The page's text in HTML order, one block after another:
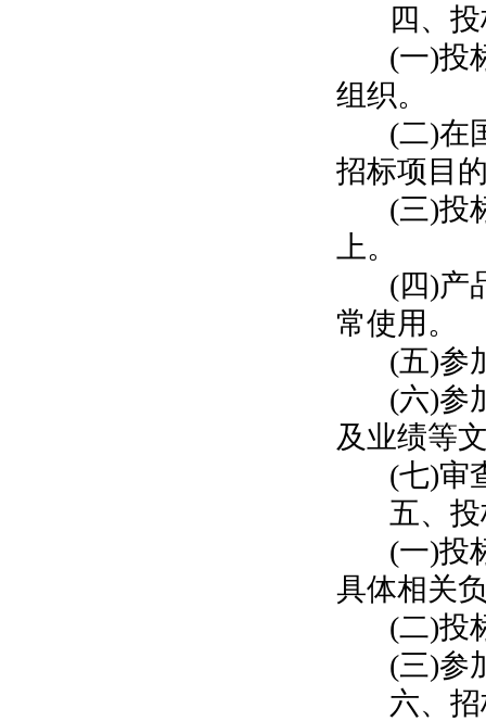
四、
(一)投
组织。
(二)在
招标项目
(三)投
上。
(四)产
常使用。
(五)参
(六)参
及业绩等
(七)审
五、
(一)投
具体相关
(二)投
(三)参
六、